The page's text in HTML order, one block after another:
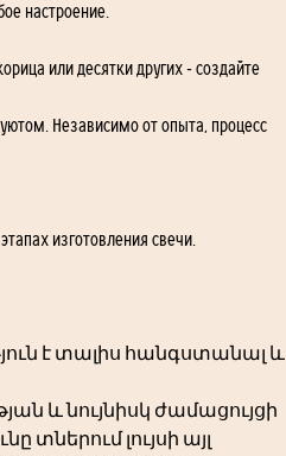
настроение.
или десятки других - создайте
уютом. Независимо от опыта, процесс
изготовления свечи.
է տալիս հանգստանալ և
և նույնիսկ ժամացույցի
տներում լույսի այլ